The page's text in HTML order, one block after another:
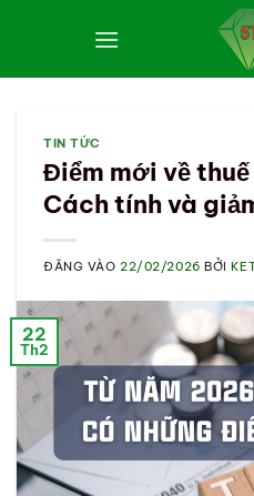
TIN TỨC
Điểm mới về
Cách tính và
ĐĂNG VÀO 22/02/2026 BỞI
22
Th2